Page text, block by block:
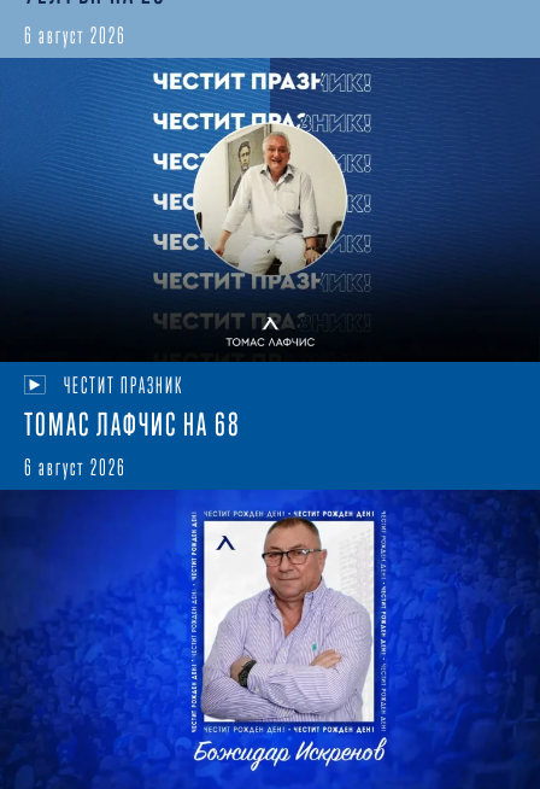
6 август 2026
ЧЕСТИТ ПРАЗНИК
ТОМАС ЛАФЧИС НА 68
6 август 2026